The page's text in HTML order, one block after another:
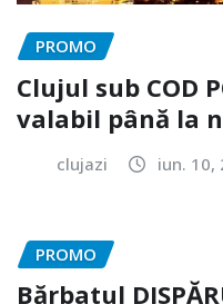
PROMO
Clujul sub COD
valabil până la
clujazi iun. 10,
PROMO
Bărbatul